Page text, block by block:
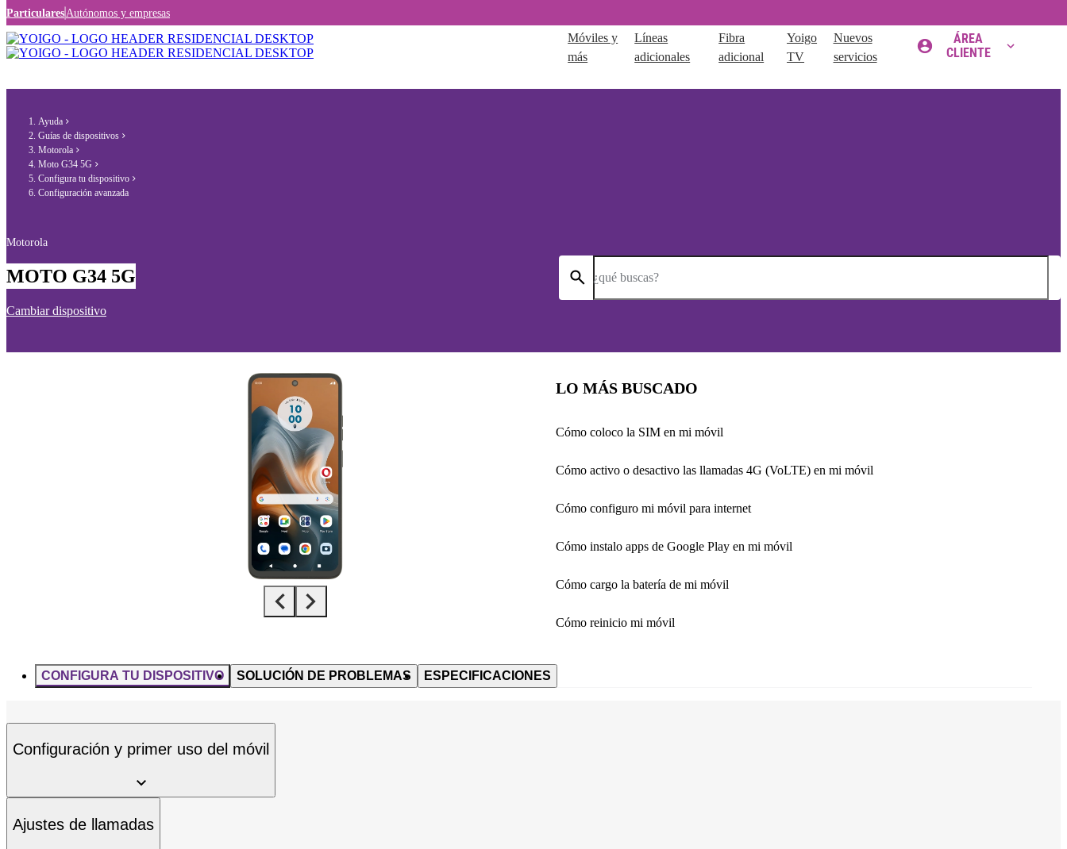
Particulares Autónomos y empresas
Móviles y
más
Líneas
adicionales
Fibra
adicional
Yoigo
TV
Nuevos
servicios
ÁREA
CLIENTE
Ayuda
Guías de dispositivos
Motorola
Moto G34 5G
Configura tu dispositivo
Configuración avanzada
Motorola
MOTO G34 5G
Cambiar dispositivo
¿qué buscas?
LO MÁS BUSCADO
Cómo coloco la SIM en mi móvil
Cómo activo o desactivo las llamadas 4G (VoLTE) en mi móvil
Cómo configuro mi móvil para internet
Cómo instalo apps de Google Play en mi móvil
Cómo cargo la batería de mi móvil
Cómo reinicio mi móvil
CONFIGURA TU DISPOSITIVO SOLUCIÓN DE PROBLEMAS ESPECIFICACIONES
Configuración y primer uso del móvil
Ajustes de llamadas